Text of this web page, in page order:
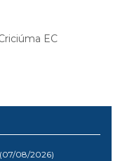
EC
(07/08/2026)